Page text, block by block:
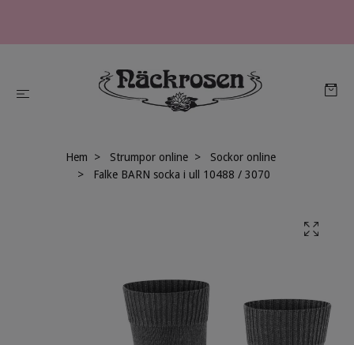
Hem Strumpor online
Sockor online
Falke BARN socka i ull 10488 / 3070